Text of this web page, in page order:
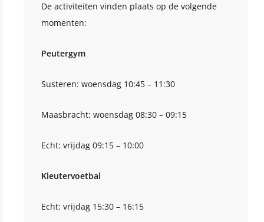
De activiteiten vinden plaats op de volgende
momenten:
Peutergym
Susteren: woensdag 10:45 – 11:30
Maasbracht: woensdag 08:30 – 09:15
Echt: vrijdag 09:15 – 10:00
Kleutervoetbal
Echt: vrijdag 15:30 – 16:15